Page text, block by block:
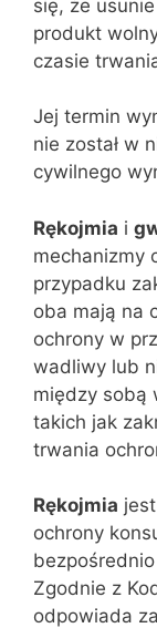
się, że
produkt
czasie
Jej termin
nie został w
cywilnego
Rękojmia i
mechanizmy
przypadku
oba mają na
ochrony w
wadliwy lub
między sobą
takich jak
trwania
Rękojmia
ochrony
Zgodnie z
odpowiada